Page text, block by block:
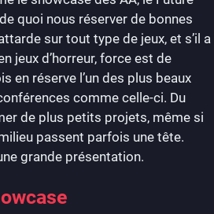
quoi nous réserver de bonnes
sur tout type de jeux, et s’il a
jeux d’horreur, force est de
en réserve l’un des plus beaux
comme celle-ci. Du
de plus petits projets, même si
passent parfois une tête.
grande présentation.